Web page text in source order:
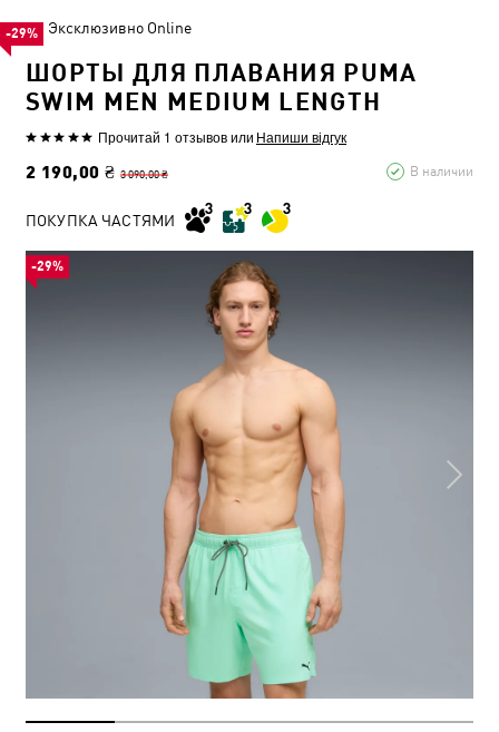
Эксклюзивно Online
ШОРТЫ ДЛЯ ПЛАВАНИЯ PUMA
SWIM MEN MEDIUM LENGTH
Прочитай 1 отзывовили Напиши відгук
2 190,00 ₴ 3 090,00 ₴ В наличии
-29%
ПОКУПКА ЧАСТЯМИ
-29%